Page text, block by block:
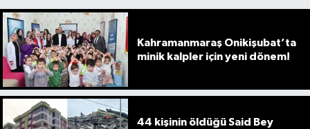
Kahramanmaraş Onikişubat’ta
minik kalpler için yeni dönem!
44 kişinin öldüğü Said Bey